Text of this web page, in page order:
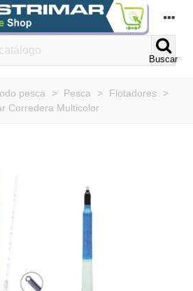
Buscar
pesca > Pesca > Flotadores
>
Corredera Multicolor